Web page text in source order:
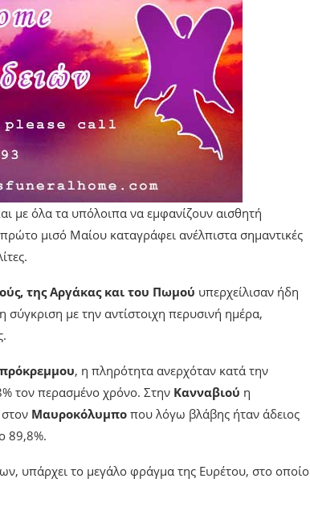
με όλα τα υπόλοιπα να εμφανίζουν αισθητή
μισό Μαίου καταγράφει ανέλπιστα σημαντικές
της Αργάκας και του Πωμού υπερχείλισαν ήδη
με την αντίστοιχη περυσινή ημέρα,
, η πληρότητα ανερχόταν κατά την
τον περασμένο χρόνο. Στην Κανναβιού η
Μαυροκόλυμπο που λόγω βλάβης ήταν άδειος
89,8%.
υπάρχει το μεγάλο φράγμα της Ευρέτου, στο οποίο